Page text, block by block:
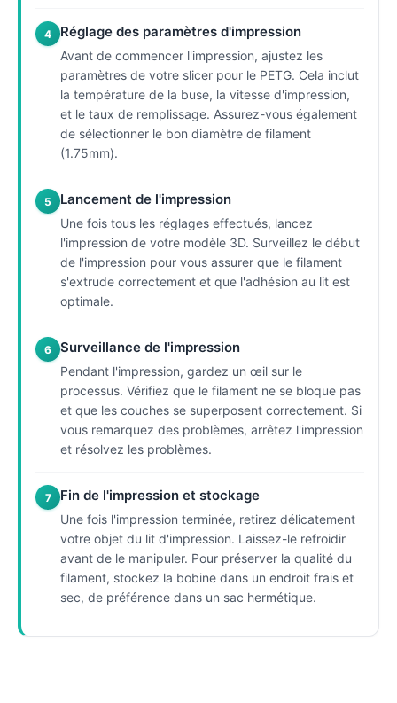
4 Réglage des paramètres d'impression
Avant de commencer l'impression, ajustez les
paramètres de votre slicer pour le PETG. Cela inclut
la température de la buse, la vitesse d'impression,
et le taux de remplissage. Assurez-vous également
de sélectionner le bon diamètre de filament
(1.75mm).
5 Lancement de l'impression
Une fois tous les réglages effectués, lancez
l'impression de votre modèle 3D. Surveillez le début
de l'impression pour vous assurer que le filament
s'extrude correctement et que l'adhésion au lit est
optimale.
6 Surveillance de l'impression
Pendant l'impression, gardez un œil sur le
processus. Vérifiez que le filament ne se bloque pas
et que les couches se superposent correctement. Si
vous remarquez des problèmes, arrêtez l'impression
et résolvez les problèmes.
7 Fin de l'impression et stockage
Une fois l'impression terminée, retirez délicatement
votre objet du lit d'impression. Laissez-le refroidir
avant de le manipuler. Pour préserver la qualité du
filament, stockez la bobine dans un endroit frais et
sec, de préférence dans un sac hermétique.